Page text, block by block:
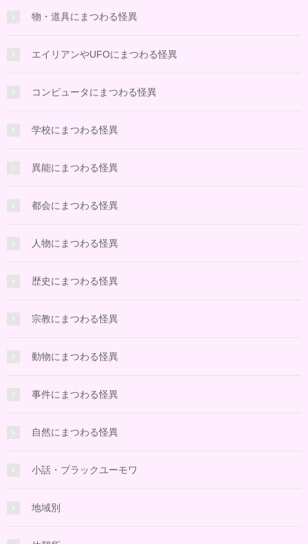
物・道具にまつわる怪異
エイリアンやUFOにまつわる怪異
コンピュータにまつわる怪異
学校にまつわる怪異
異能にまつわる怪異
都会にまつわる怪異
人物にまつわる怪異
歴史にまつわる怪異
宗教にまつわる怪異
動物にまつわる怪異
事件にまつわる怪異
自然にまつわる怪異
小話・ブラックユーモワ
地域別